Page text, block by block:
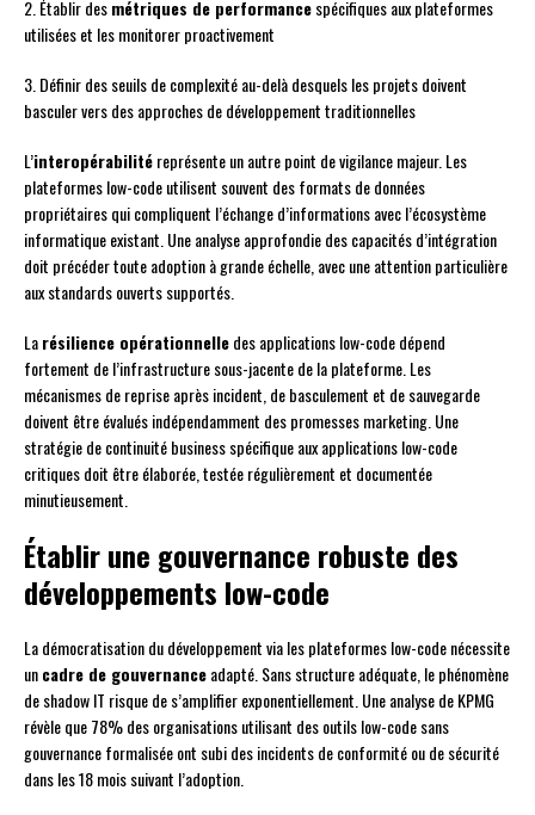
2. Établir desmétriques de performancespécifiques aux plateformes
utilisées et les monitorer proactivement
3. Définir des seuils de complexité au-delà desquels les projets doivent
basculer vers des approches de développement traditionnelles
L’interopérabilitéreprésente un autre point de vigilance majeur. Les
plateformes low-code utilisent souvent des formats de données
propriétaires qui compliquent l’échange d’informations avec l’écosystème
informatique existant. Une analyse approfondie des capacités d’intégration
doit précéder toute adoption à grande échelle, avec une attention particulière
aux standards ouverts supportés.
Larésilience opérationnelledes applications low-code dépend
fortement de l’infrastructure sous-jacente de la plateforme. Les
mécanismes de reprise après incident, de basculement et de sauvegarde
doivent être évalués indépendamment des promesses marketing. Une
stratégie de continuité business spécifique aux applications low-code
critiques doit être élaborée, testée régulièrement et documentée
minutieusement.
Établir une gouvernance robuste des
développements low-code
La démocratisation du développement via les plateformes low-code nécessite
uncadre de gouvernanceadapté. Sans structure adéquate, le phénomène
de shadow IT risque de s’amplifier exponentiellement. Une analyse de KPMG
révèle que 78% des organisations utilisant des outils low-code sans
gouvernance formalisée ont subi des incidents de conformité ou de sécurité
dans les 18 mois suivant l’adoption.